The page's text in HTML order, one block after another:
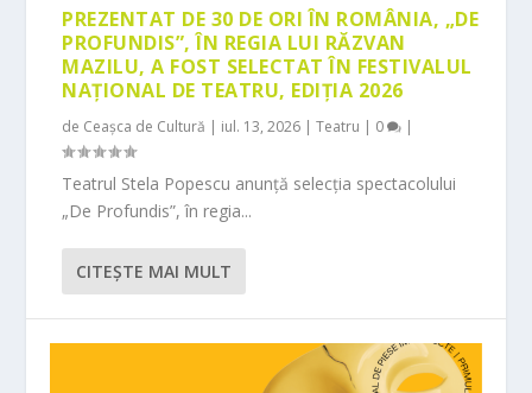
PREZENTAT DE 30 DE ORI ÎN ROMÂNIA, „DE
PROFUNDIS”, ÎN REGIA LUI RĂZVAN
MAZILU, A FOST SELECTAT ÎN FESTIVALUL
NAȚIONAL DE TEATRU, EDIȚIA 2026
de Ceașca de Cultură | iul. 13, 2026 |Teatru | 0 |
Teatrul Stela Popescu anunță selecția spectacolului
„De Profundis”, în regia...
CITEŞTE MAI MULT